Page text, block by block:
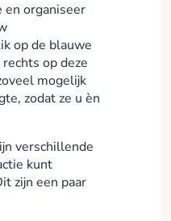
en organiseer
op de blauwe
op deze
mogelijk
zodat ze u èn
verschillende
kunt
zijn een paar